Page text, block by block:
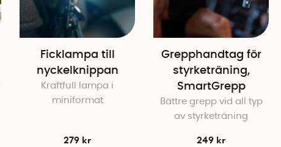
Ficklampa till
nyckelknippan
Kraftfull lampa i
miniformat
279 kr
Grepphandtag för
styrketräning,
SmartGrepp
Bättre grepp vid all typ
av styrketräning
249 kr